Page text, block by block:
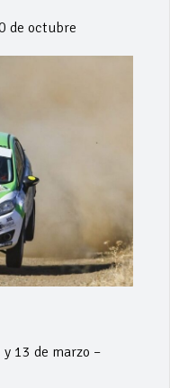
de octubre
13 de marzo –